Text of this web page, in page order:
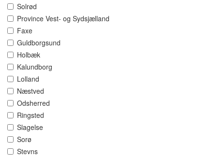
Solrød
Province Vest- og Sydsjælland
Faxe
Guldborgsund
Holbæk
Kalundborg
Lolland
Næstved
Odsherred
Ringsted
Slagelse
Sorø
Stevns